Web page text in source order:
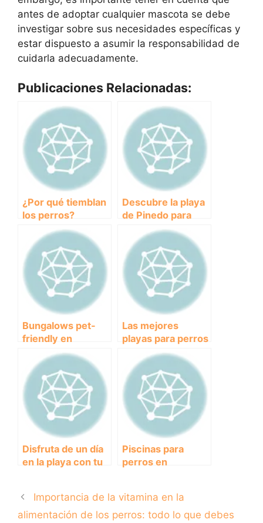
antes de adoptar cualquier mascota se debe
investigar sobre sus necesidades específicas y
estar dispuesto a asumir la responsabilidad de
cuidarla adecuadamente.
Publicaciones Relacionadas:
¿Por qué tiemblan
los perros?
Descubre las
causas detrás de
este
comportamiento
Descubre la playa
de Pinedo para
perros: un paraíso
canino en Valencia
Bungalows pet-
friendly en
Cataluña: disfruta
de tus vacaciones
con tu perro
Las mejores
playas para perros
en Málaga:
¡Disfruta del
verano con tu
mejor amigo!
Disfruta de un día
en la playa con tu
Piscinas para
perros en
opciones de ocio
para nuestros
Importancia de la vitamina en la
alimentación de los perros: todo lo que debes